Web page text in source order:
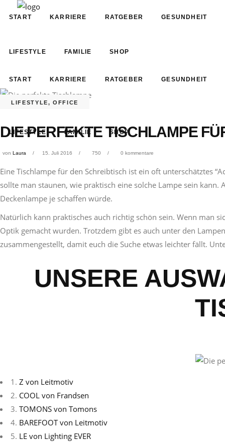
START KARRIERE RATGEBER GESUNDHEIT
LIFESTYLE FAMILIE SHOP
START KARRIERE RATGEBER GESUNDHEIT
LIFESTYLE FAMILIE SHOP
LIFESTYLE,OFFICE
DIE PERFEKTE TISCHLAMPE
von Laura 15. Juli 2016 750 0 kommentare
Eine Tischlampe für den Schreibtisch ist ein oft unterschätztes
sollte man staunen, wie praktisch eine solche Lampe sein
Deckenlampe je schaffen würde.
Natürlich kann praktisches auch richtig schön sein. Wenn man
Optik gemacht wurden. Trotzdem gibt es auch unter den
zusammengestellt, damit euch die Suche etwas leichter fällt.
UNSERE
1. Z von Leitmotiv
2. COOL von Frandsen
3. TOMONS von Tomons
4. BAREFOOT von Leitmotiv
5. LE von Lighting EVER